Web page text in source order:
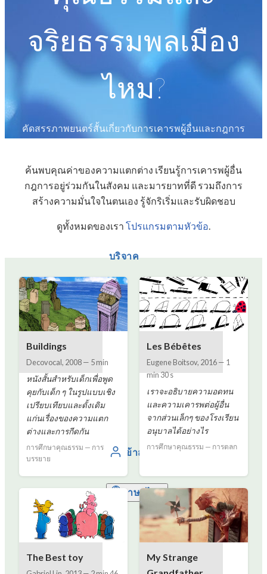
บริจาค
เข้าสู่ระบบ
ภาษาไทย
จริยธรรมพลเมือง
ไหม?
คัดสรรภาพยนตร์สั้นเกี่ยวกับการเคารพผู้อื่นและกฎการ
ค้นพบคุณค่าของความแตกต่าง เรียนรู้การเคารพผู้อื่น
กฎการอยู่ร่วมกันในสังคม และมารยาทที่ดี รวมถึงการ
สร้างความมั่นใจในตนเอง รู้จักริเริ่มและรับผิดชอบ
ดูทั้งหมดของเรา โปรแกรมตามหัวข้อ.
Buildings
Decovocal, 2008— 5 min
หนังสั้นสำหรับเด็กเพื่อพูด
คุยกับเด็ก ๆ ในรูปแบบเชิง
เปรียบเทียบและดั้งเดิม
แก่นเรื่องของความแตก
ต่างและการกีดกัน
การศึกษาคุณธรรม — การ
บรรยาย
Les Bébêtes
Eugene Boitsov, 2016— 1
min 30 s
เราจะอธิบายความอดทน
และความเคารพต่อผู้อื่น
จากส่วนเล็กๆ ของโรงเรียน
อนุบาลได้อย่างไร
การศึกษาคุณธรรม — การตลก
The Best toy
My Strange